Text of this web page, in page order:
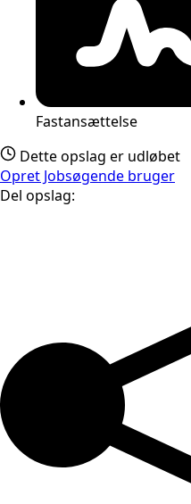
Fastansættelse
Dette opslag er udløbet
Opret Jobsøgende bruger
Del opslag: